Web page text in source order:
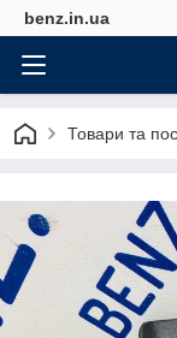
benz.in.ua
Товари та